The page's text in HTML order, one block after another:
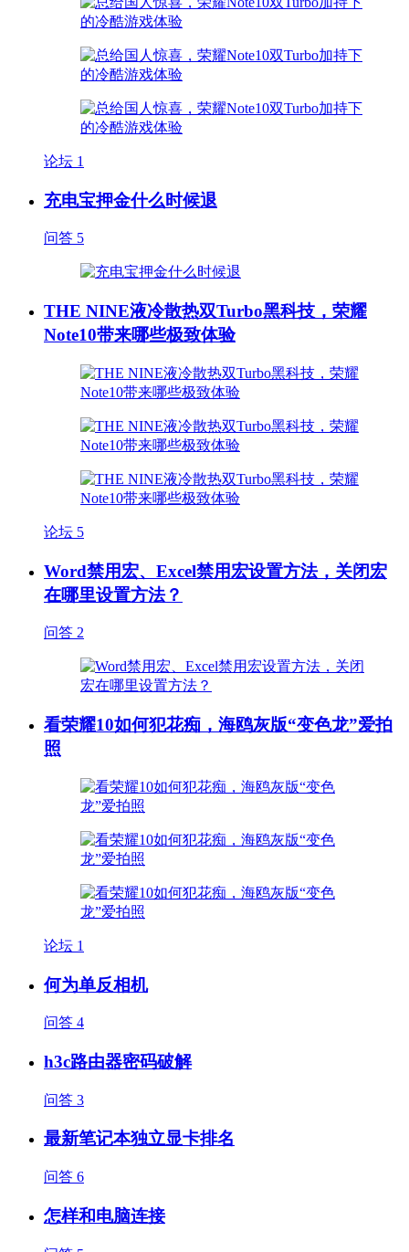
论坛 1
充电宝押金什么时候退
问答 5
THE NINE液冷散热双Turbo黑科技，荣耀
Note10带来哪些极致体验
论坛 5
Word禁用宏、Excel禁用宏设置方法，关闭宏
在哪里设置方法？
问答 2
看荣耀10如何犯花痴，海鸥灰版“变色龙”爱拍
照
论坛 1
何为单反相机
问答 4
h3c路由器密码破解
问答 3
最新笔记本独立显卡排名
问答 6
怎样和电脑连接